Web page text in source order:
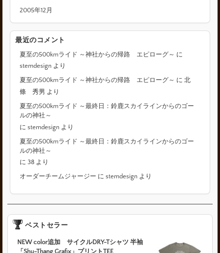
2005年12月
最近のコメント
夏至の500kmライド ～神社からの帰路 エピローグ～ に
stemdesign より
夏至の500kmライド ～神社からの帰路 エピローグ～ に北
條 秀男 より
夏至の500kmライド ～最終日：鈴鹿スカイラインからのゴー
ルの神社～
にstemdesign より
夏至の500kmライド ～最終日：鈴鹿スカイラインからのゴー
ルの神社～
に38 より
オーダーチームジャージー にstemdesign より
ベストセラー
NEW color追加 サイクルDRY-Tシャツ 半袖
「Shu-Thang Grafix」プリントTEE